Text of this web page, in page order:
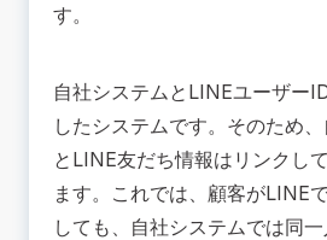
す。
自社システムとLINEユーザー
したシステムです。そのため
とLINE友だち情報はリンクし
ます。これでは、顧客がLINE
しても、自社システムでは同